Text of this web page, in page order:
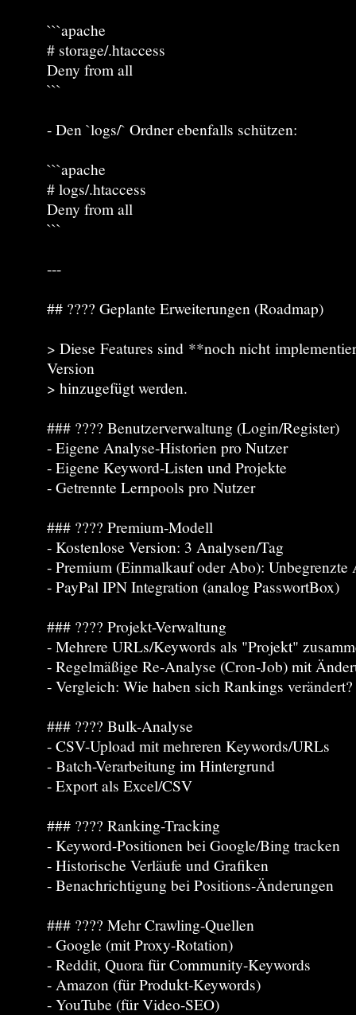
```apache
# storage/.htaccess
Deny from all
```
- Den `logs/` Ordner ebenfalls schützen:
```apache
# logs/.htaccess
Deny from all
```
---
## ???? Geplante Erweiterungen (Roadmap)
> Diese Features sind **noch nicht
Version
> hinzugefügt werden.
### ???? Benutzerverwaltung (Login/Register)
- Eigene Analyse-Historien pro Nutzer
- Eigene Keyword-Listen und Projekte
- Getrennte Lernpools pro Nutzer
### ???? Premium-Modell
- Kostenlose Version: 3 Analysen/Tag
- Premium (Einmalkauf oder Abo): Unbegrenzte
- PayPal IPN Integration (analog PasswortBox)
### ???? Projekt-Verwaltung
- Mehrere URLs/Keywords als "Projekt"
- Regelmäßige Re-Analyse (Cron-Job) mit
- Vergleich: Wie haben sich Rankings verändert?
### ???? Bulk-Analyse
- CSV-Upload mit mehreren Keywords/URLs
- Batch-Verarbeitung im Hintergrund
- Export als Excel/CSV
### ???? Ranking-Tracking
- Keyword-Positionen bei Google/Bing tracken
- Historische Verläufe und Grafiken
- Benachrichtigung bei Positions-Änderungen
### ???? Mehr Crawling-Quellen
- Google (mit Proxy-Rotation)
- Reddit, Quora für Community-Keywords
- Amazon (für Produkt-Keywords)
- YouTube (für Video-SEO)